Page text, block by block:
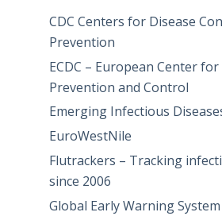
CDC Centers for Disease
Prevention
ECDC – European Center for
Prevention and Control
Emerging Infectious
EuroWestNile
Flutrackers – Tracking
since 2006
Global Early Warning